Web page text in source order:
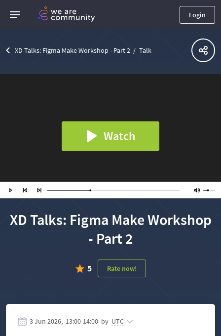
Login
XD Talks: Figma Make Workshop - Part 2 Talk
Watch
XD Talks: Figma Make Workshop
- Part 2
5 Rate now!
3 Jun 2026, 13:00-14:00 by UTC